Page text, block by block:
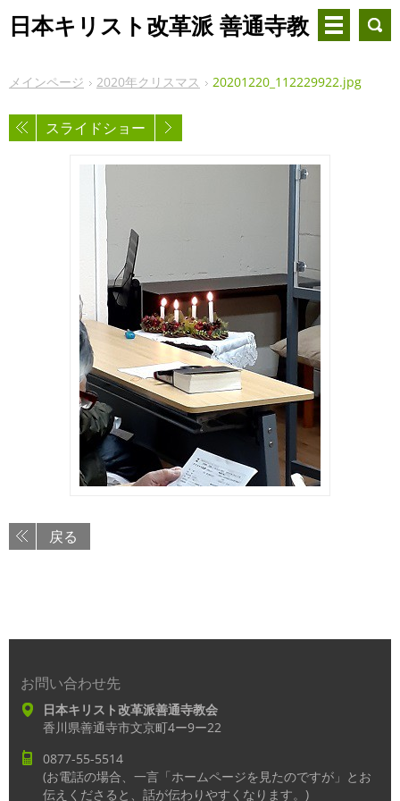
日本キリスト改革派 善通寺教
メインページ 2020年クリスマス 20201220_112229922.jpg
スライドショー
戻る
お問い合わせ先
日本キリスト改革派善通寺教会
香川県善通寺市文京町4ー9ー22
0877-55-5514
(お電話の場合、一言「ホームページを見たのですが」とお
伝えくださると、話が伝わりやすくなります。)